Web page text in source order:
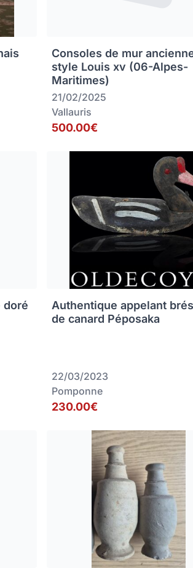
Consoles de mur
style Louis xv (06-Alpes-
Maritimes)
21/02/2025
Vallauris
500.00€
doré
Authentique appelant
de canard Péposaka
22/03/2023
Pomponne
230.00€